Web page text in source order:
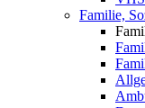
Familie,